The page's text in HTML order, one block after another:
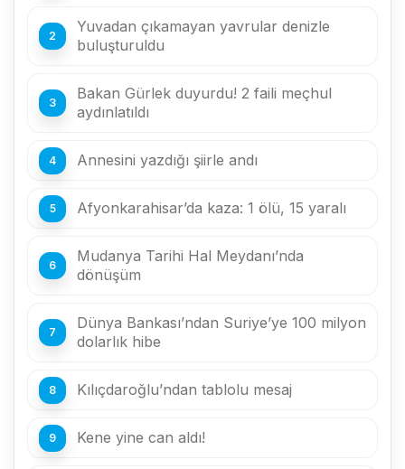
Yuvadan çıkamayan yavrular denizle
buluşturuldu
Bakan Gürlek duyurdu! 2 faili meçhul
aydınlatıldı
Annesini yazdığı şiirle andı
Afyonkarahisar’da kaza: 1 ölü, 15 yaralı
Mudanya Tarihi Hal Meydanı’nda
dönüşüm
Dünya Bankası’ndan Suriye’ye 100 milyon
dolarlık hibe
Kılıçdaroğlu’ndan tablolu mesaj
Kene yine can aldı!